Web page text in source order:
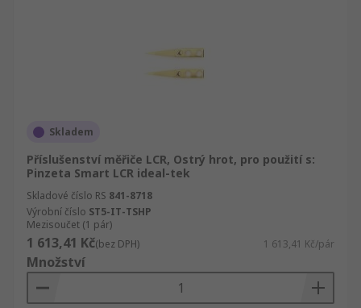
Skladem
Příslušenství měřiče LCR, Ostrý hrot, pro použití s:
Pinzeta Smart LCR ideal-tek
Skladové číslo RS 841-8718
Výrobní číslo ST5-IT-TSHP
Mezisoučet (1 pár)
1 613,41 Kč(bez DPH) 1 613,41 Kč/pár
Množství